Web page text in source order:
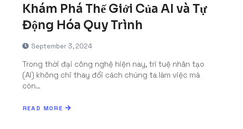
Khám Phá Thế Giới Của AI và Tự
Động Hóa Quy Trình
September 3, 2024
Trong thời đại công nghệ hiện nay, trí tuệ nhân tạo
(AI) không chỉ thay đổi cách chúng ta làm việc mà
còn…
READ MORE